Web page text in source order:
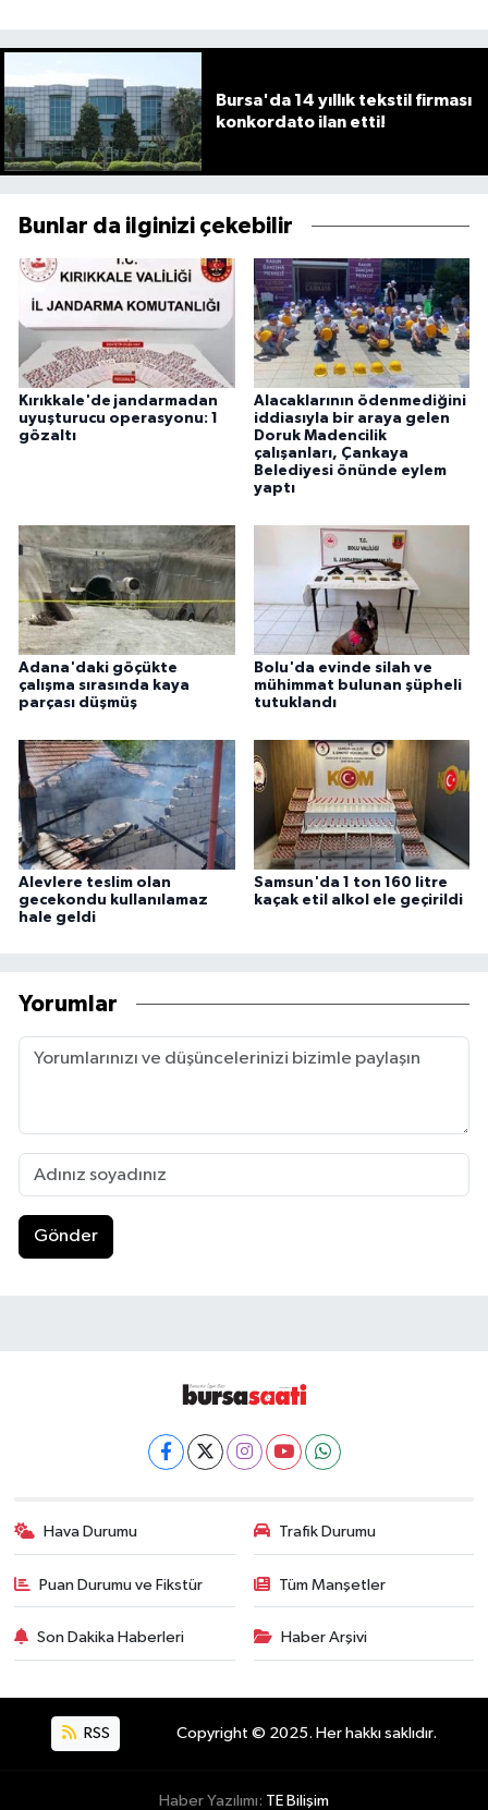
Bursa'da 14 yıllık tekstil firması
konkordato ilan etti!
Bunlar da ilginizi çekebilir
Kırıkkale'de jandarmadan
uyuşturucu operasyonu: 1
gözaltı
Alacaklarının ödenmediğini
iddiasıyla bir araya gelen
Doruk Madencilik
çalışanları, Çankaya
Belediyesi önünde eylem
yaptı
Adana'daki göçükte
çalışma sırasında kaya
parçası düşmüş
Bolu'da evinde silah ve
mühimmat bulunan şüpheli
tutuklandı
Alevlere teslim olan
gecekondu kullanılamaz
hale geldi
Samsun'da 1 ton 160 litre
kaçak etil alkol ele geçirildi
Yorumlar
Gönder
Hava Durumu Trafik Durumu
Puan Durumu ve Fikstür Tüm Manşetler
Son Dakika Haberleri Haber Arşivi
RSS Copyright © 2025. Her hakkı saklıdır.
Haber Yazılımı: TE Bilişim